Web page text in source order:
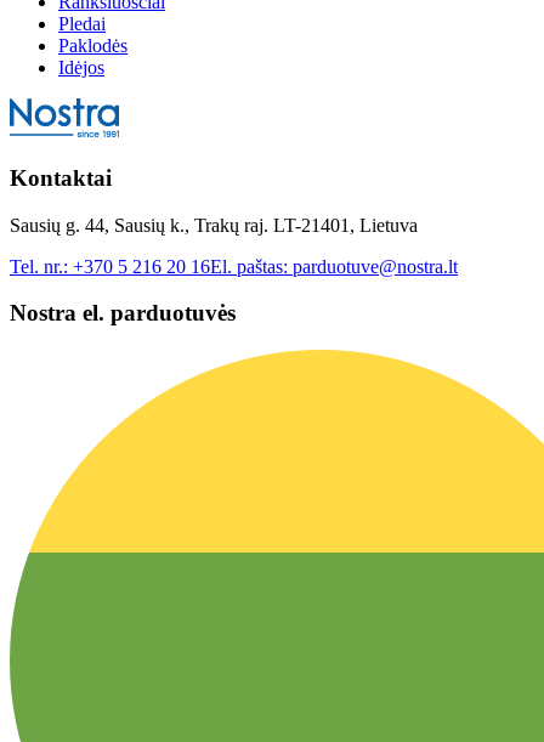
Pledai
Paklodės
Idėjos
Kontaktai
Sausių g. 44, Sausių k., Trakų raj. LT-21401, Lietuva
Tel. nr.: +370 5 216 20 16El. paštas: parduotuve@nostra.lt
Nostra el. parduotuvės